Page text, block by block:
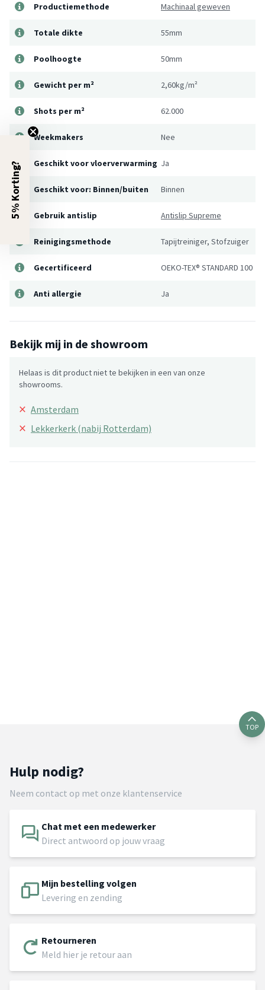
Productiemethode Machinaal geweven
Totale dikte 55mm
Poolhoogte 50mm
Gewicht per m² 2,60kg/m²
Shots per m² 62.000
Weekmakers Nee
Geschikt voor vloerverwarming Ja
Geschikt voor: Binnen/buiten Binnen
Gebruik antislip Antislip Supreme
Reinigingsmethode Tapijtreiniger, Stofzuiger
Gecertificeerd OEKO-TEX® STANDARD 100
Anti allergie Ja
Bekijk mij in de showroom
Helaas is dit product niet te bekijken in een van onze
showrooms.
× Amsterdam
× Lekkerkerk (nabij Rotterdam)
TOP
Hulp nodig?
Neem contact op met onze klantenservice
Chat met een medewerker
Direct antwoord op jouw vraag
Mijn bestelling volgen
Levering en zending
Retourneren
Meld hier je retour aan
5% Korting?